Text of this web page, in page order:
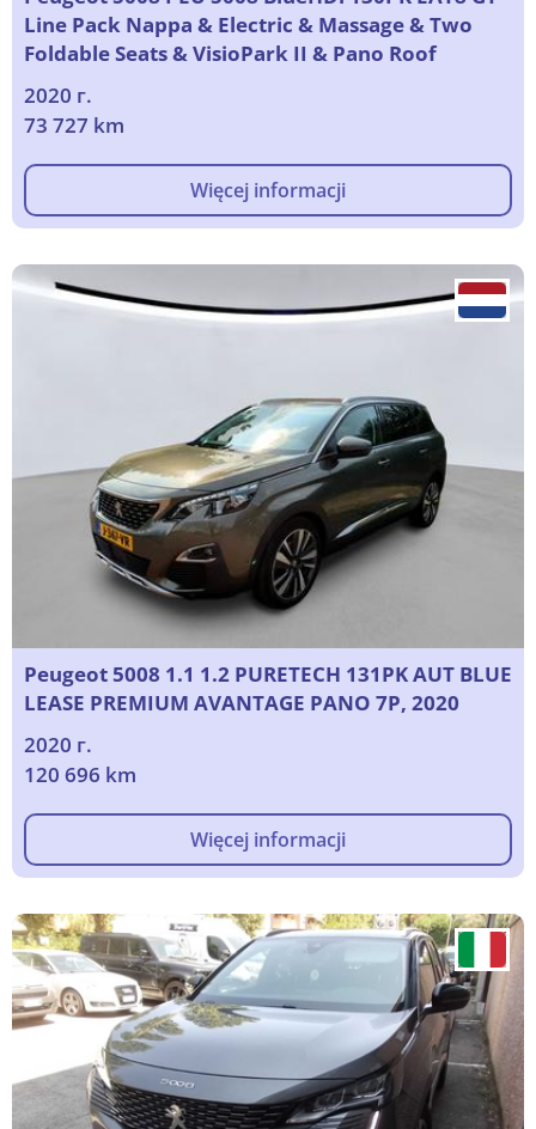
Line Pack Nappa & Electric & Massage & Two
Foldable Seats & VisioPark II & Pano Roof
2020 г.
73 727 km
Więcej informacji
Peugeot 5008 1.1 1.2 PURETECH 131PK AUT BLUE
LEASE PREMIUM AVANTAGE PANO 7P, 2020
2020 г.
120 696 km
Więcej informacji